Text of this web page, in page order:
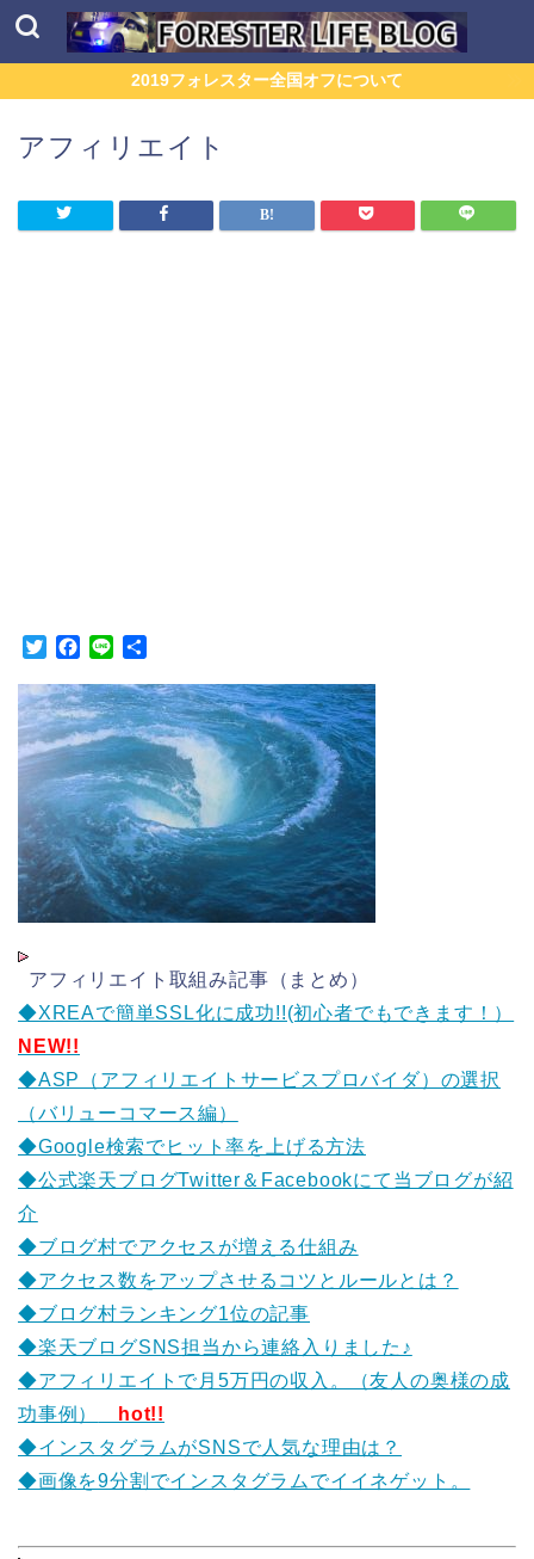
2019フォレスター全国オフについて
アフィリエイト
T
i
t
t
F
c
e
b
o
o
k
n
e
アフィリエイト取組み記事（まとめ）
◆XREAで簡単SSL化に成功!!(初心者でもできます！）
NEW!!
◆ASP（アフィリエイトサービスプロバイダ）の選択
（バリューコマース編）
◆Google検索でヒット率を上げる方法
◆公式楽天ブログTwitter＆Facebookにて当ブログが紹
介
◆ブログ村でアクセスが増える仕組み
◆アクセス数をアップさせるコツとルールとは？
◆ブログ村ランキング1位の記事
◆楽天ブログSNS担当から連絡入りました♪
◆アフィリエイトで月5万円の収入。（友人の奥様の成
功事例）
hot!!
◆インスタグラムがSNSで人気な理由は？
◆画像を9分割でインスタグラムでイイネゲット。